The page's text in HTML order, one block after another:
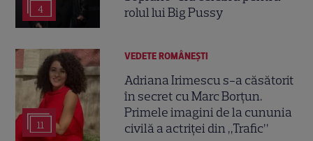
4
rolul lui Big Pussy
11
VEDETE ROMÂNEŞTI
Adriana Irimescu s-a căsătorit
în secret cu Marc Borțun.
Primele imagini de la cununia
civilă a actriței din „Trafic”